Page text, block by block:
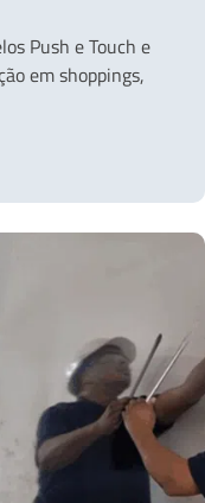
Push e Touch e
em shoppings,